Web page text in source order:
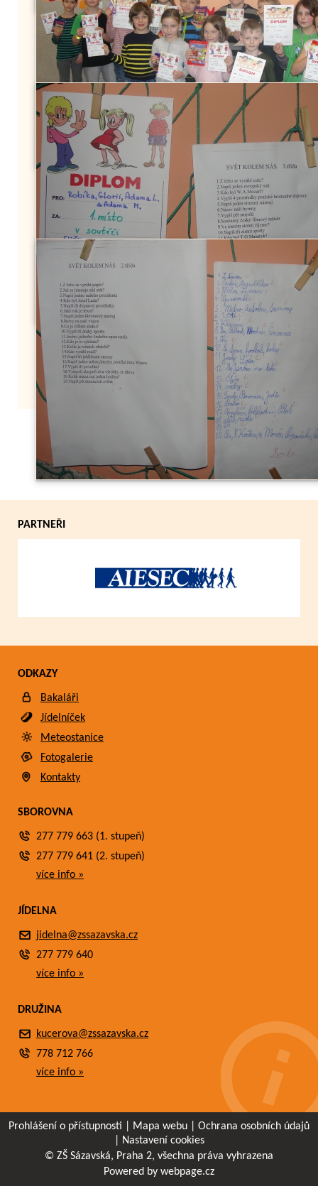
Zpět
PARTNEŘI
ODKAZY
Bakaláři
Jídelníček
Meteostanice
Fotogalerie
Kontakty
SBOROVNA
277 779 663 (1. stupeň)
277 779 641 (2. stupeň)
více info »
JÍDELNA
jidelna@zssazavska.cz
277 779 640
více info »
DRUŽINA
kucerova@zssazavska.cz
778 712 766
více info »
Prohlášení o přístupnosti Mapa webu
Ochrana osobních údajů
Nastavení cookies
© ZŠ Sázavská, Praha 2, všechna práva vyhrazena
Powered by webpage.cz